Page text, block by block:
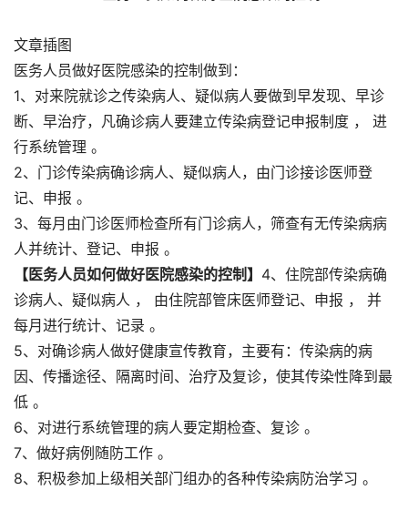
文章插图
医务人员做好医院感染的控制做到：
1、对来院就诊之传染病人、疑似病人要做到早发现、早诊
断、早治疗，凡确诊病人要建立传染病登记申报制度 ， 进
行系统管理 。
2、门诊传染病确诊病人、疑似病人，由门诊接诊医师登
记、申报 。
3、每月由门诊医师检查所有门诊病人，筛查有无传染病病
人并统计、登记、申报 。
【医务人员如何做好医院感染的控制】 4、住院部传染病确
诊病人、疑似病人 ， 由住院部管床医师登记、申报 ， 并
每月进行统计、记录 。
5、对确诊病人做好健康宣传教育，主要有：传染病的病
因、传播途径、隔离时间、治疗及复诊，使其传染性降到最
低 。
6、对进行系统管理的病人要定期检查、复诊 。
7、做好病例随防工作 。
8、积极参加上级相关部门组办的各种传染病防治学习 。